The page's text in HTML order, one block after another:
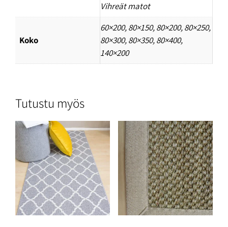
Vihreät matot
Koko
60×200,80×150,80×200,80×250,
80×300,80×350,80×400,
140×200
Tutustu myös